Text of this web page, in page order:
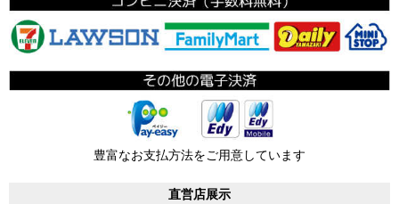
豊富なお支払方法をご用意しています
直営店展示